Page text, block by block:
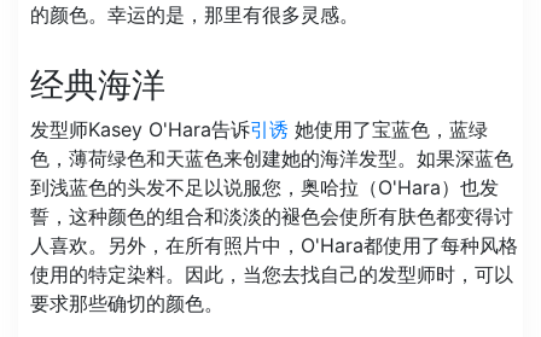
的颜色。幸运的是，那里有很多灵感。
经典海洋
发型师Kasey O'Hara告诉引诱 她使用了宝蓝色，蓝绿
色，薄荷绿色和天蓝色来创建她的海洋发型。如果深蓝色
到浅蓝色的头发不足以说服您，奥哈拉（O'Hara）也发
誓，这种颜色的组合和淡淡的褪色会使所有肤色都变得讨
人喜欢。另外，在所有照片中，O'Hara都使用了每种风格
使用的特定染料。因此，当您去找自己的发型师时，可以
要求那些确切的颜色。